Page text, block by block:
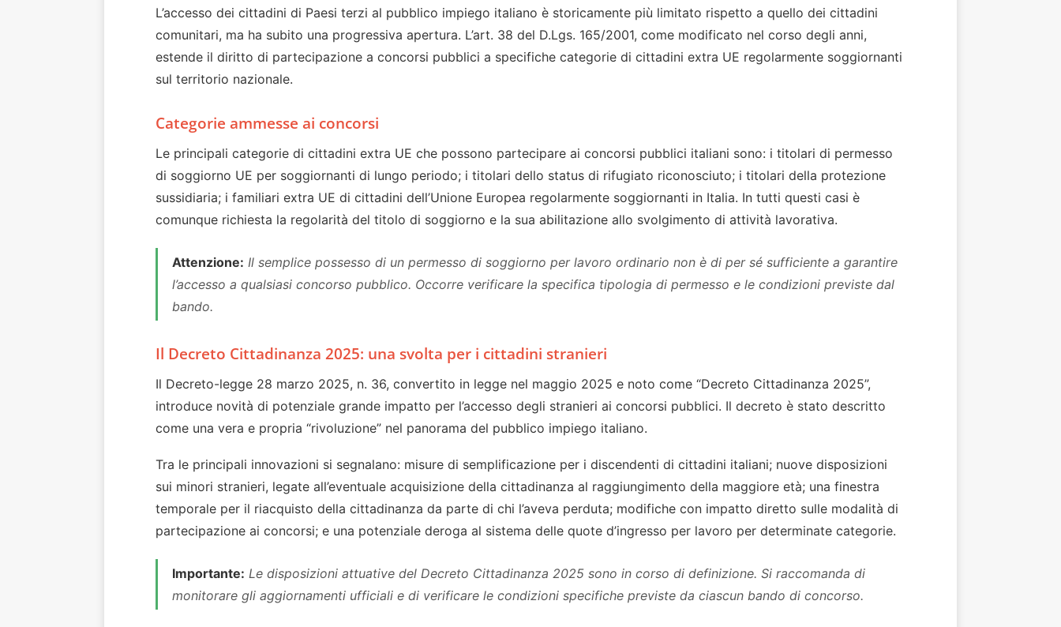
L’accesso dei cittadini di Paesi terzi al pubblico impiego italiano è storicamente più limitato rispetto a quello dei cittadini
comunitari, ma ha subito una progressiva apertura. L’art. 38 del D.Lgs. 165/2001, come modificato nel corso degli anni,
estende il diritto di partecipazione a concorsi pubblici a specifiche categorie di cittadini extra UE regolarmente soggiornanti
sul territorio nazionale.
Categorie ammesse ai concorsi
Le principali categorie di cittadini extra UE che possono partecipare ai concorsi pubblici italiani sono: i titolari di permesso
di soggiorno UE per soggiornanti di lungo periodo; i titolari dello status di rifugiato riconosciuto; i titolari della protezione
sussidiaria; i familiari extra UE di cittadini dell’Unione Europea regolarmente soggiornanti in Italia. In tutti questi casi è
comunque richiesta la regolarità del titolo di soggiorno e la sua abilitazione allo svolgimento di attività lavorativa.
Attenzione: Il semplice possesso di un permesso di soggiorno per lavoro ordinario non è di per sé sufficiente a garantire
l’accesso a qualsiasi concorso pubblico. Occorre verificare la specifica tipologia di permesso e le condizioni previste dal
bando.
Il Decreto Cittadinanza 2025: una svolta per i cittadini stranieri
Il Decreto-legge 28 marzo 2025, n. 36, convertito in legge nel maggio 2025 e noto come “Decreto Cittadinanza 2025”,
introduce novità di potenziale grande impatto per l’accesso degli stranieri ai concorsi pubblici. Il decreto è stato descritto
come una vera e propria “rivoluzione” nel panorama del pubblico impiego italiano.
Tra le principali innovazioni si segnalano: misure di semplificazione per i discendenti di cittadini italiani; nuove disposizioni
sui minori stranieri, legate all’eventuale acquisizione della cittadinanza al raggiungimento della maggiore età; una finestra
temporale per il riacquisto della cittadinanza da parte di chi l’aveva perduta; modifiche con impatto diretto sulle modalità di
partecipazione ai concorsi; e una potenziale deroga al sistema delle quote d’ingresso per lavoro per determinate categorie.
Importante: Le disposizioni attuative del Decreto Cittadinanza 2025 sono in corso di definizione. Si raccomanda di
monitorare gli aggiornamenti ufficiali e di verificare le condizioni specifiche previste da ciascun bando di concorso.